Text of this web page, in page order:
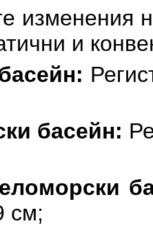
изменения
и
басейн:
см;